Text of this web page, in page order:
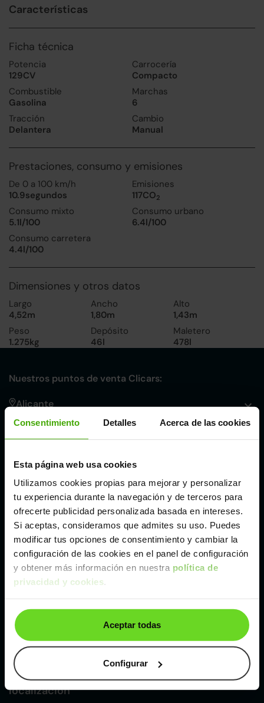
Consentimiento Detalles Acerca de las cookies
Esta página web usa cookies
Utilizamos cookies propias para mejorar y personalizar
tu experiencia durante la navegación y de terceros para
ofrecerte publicidad personalizada basada en intereses.
Si aceptas, consideramos que admites su uso. Puedes
modificar tus opciones de consentimiento y cambiar la
configuración de las cookies en el panel de configuración
y obtener más información en nuestra política de
privacidad y cookies.
Aceptar todas
Configurar
Características
Ficha técnica
Potencia
129CV
Carrocería
Compacto
Combustible
Gasolina
Marchas
6
Tracción
Delantera
Cambio
Manual
Prestaciones, consumo y emisiones
De 0 a 100 km/h
10.9segundos
Emisiones
117CO2
Consumo mixto
5.1l/100
Consumo urbano
6.4l/100
Consumo carretera
4.4l/100
Dimensiones y otros datos
Largo
4,52m
Ancho
1,80m
Alto
1,43m
Peso
1.275kg
Depósito
46l
Maletero
478l
Nuestros puntos de venta Clicars:
Alicante
Córdoba
Málaga
Valencia
Zaragoza
Ver Honda Civic de segunda mano y ocasión
Honda Civic de segunda mano y ocasión
Coches desegunda mano y ocasión por
localización